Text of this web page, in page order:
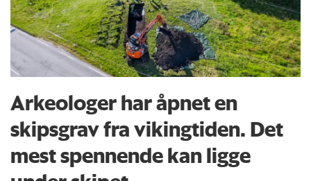
Arkeologer har åpnet en
skipsgrav fra vikingtiden. Det
mest spennende kan ligge